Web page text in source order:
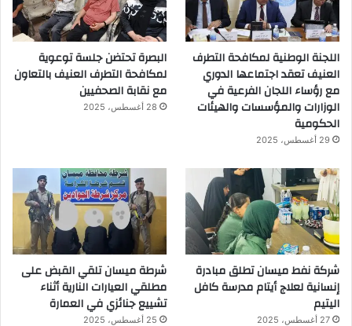
اللجنة الوطنية لمكافحة التطرف
العنيف تعقد اجتماعها الدوري
مع رؤساء اللجان الفرعية في
الوزارات والمؤسسات والهيئات
الحكومية
29 أغسطس، 2025
البصرة تحتضن جلسة توعوية
لمكافحة التطرف العنيف بالتعاون
مع نقابة الصحفيين
28 أغسطس، 2025
شركة نفط ميسان تطلق مبادرة
إنسانية لعلاج أيتام مدرسة كافل
اليتيم
27 أغسطس، 2025
شرطة ميسان تلقي القبض على
مطلقي العيارات النارية أثناء
تشييع جنائزي في العمارة
25 أغسطس، 2025